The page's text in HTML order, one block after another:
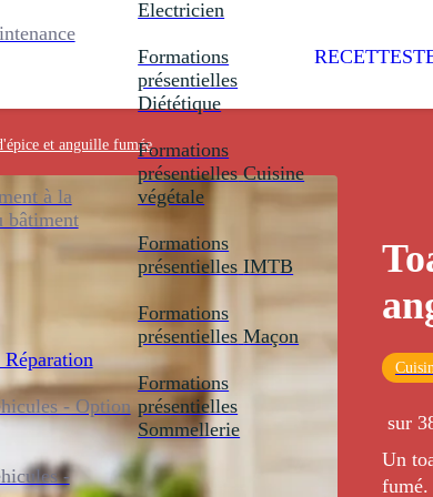
à la
bâtiment
- Option
-
Electricien
Formations
présentielles
Diététique
Formations
présentielles Cuisine
végétale
Formations
présentielles IMTB
Formations
présentielles Maçon
Formations
présentielles
Sommellerie
RECETTES
et anguille fumée
sur
Un
fumé.